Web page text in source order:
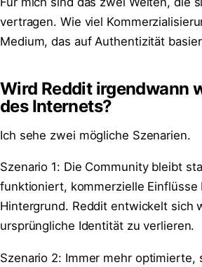
vertragen. Wie viel
Medium, das auf Authentizität
Wird Reddit irgendwann
des Internets?
Ich sehe zwei mögliche Szenarien.
Szenario 1: Die Community bleibt
funktioniert, kommerzielle Einflüsse
Hintergrund. Reddit entwickelt sich
ursprüngliche Identität zu verlieren.
Szenario 2: Immer mehr optimierte,